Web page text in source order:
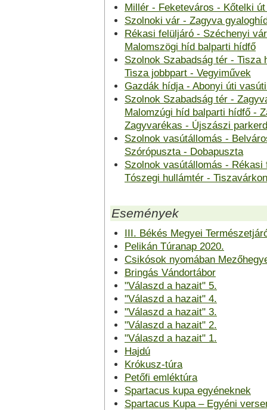
Millér - Feketeváros - Kőtelki
Szolnoki vár - Zagyva
Rékasi felüljáró - Széchenyi
Malomszögi híd balparti hídfő
Szolnok Szabadság tér -
Tisza jobbpart - Vegyiművek
Gazdák hídja - Abonyi úti
Szolnok Szabadság tér -
Malomzúgi híd balparti hídfő -
Zagyvarékas - Újszászi
Szolnok vasútállomás -
Szórópuszta - Dobapuszta
Szolnok vasútállomás -
Tószegi hullámtér -
Események
III. Békés Megyei
Pelikán Túranap 2020.
Csikósok nyomában
Bringás Vándortábor
"Válaszd a hazait" 5.
"Válaszd a hazait" 4.
"Válaszd a hazait" 3.
"Válaszd a hazait" 2.
"Válaszd a hazait" 1.
Hajdú
Krókusz-túra
Petőfi emléktúra
Spartacus kupa egyéneknek
Spartacus Kupa – Egyéni